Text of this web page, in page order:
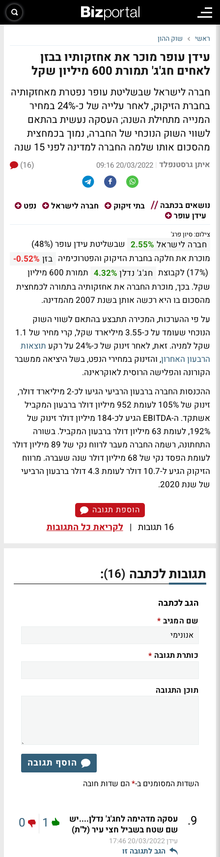
ראשי שוק ההון
עידן עופר מוכר את אחזקותיו בבזן
לאחים חג'ג' תמורת 600 מיליון שקל
חברה לישראל שבשליטת עופר נפטרת מאחזקותיה
בחברת הזיקוק, לאחר עלייה של כ-24% במחיר
המנייה מתחילת השנה; העסקה נעשית בהתאם
לשווי השוק הנוכחי של החברה, נמוך בכמחצית
מהסכום אותו שלמה החברה למדינה לפני 15 שנה
איתן גרסטנפלד |
20/03/2022 09:16
(16)
נושאים בכתבה בתי זיקוק חברה לישראל
נפט
עידן עופר
צילום: סיון פרג'
חברה לישראל 2.55%
שבשליטת עידן עופר (48%)
מוכרת את חלקה בחברת הזיקוק והפטרוכימיה בזן -0.52%
(17%) לקבוצת
חג'ג' נדלן 4.32%
תמורת 600 מיליון
שקל. בכך, מוכרת החברה את אחזקותיה בתמורה לכמחצית
מהסכום בו היא רכשה אותן בשנת 2007 מהמדינה.
על פי ההערכות, המכירה תתבצע בהתאם לשווי השוק
הנוכחי שעומד על כ-3.55 מיליארד שקל, קרי מחיר של 1.1
שקל למניה. זאת, לאחר זינוק של כ-24% על רקע
תוצאות
הרבעון האחרון, והזינוק במחירי הנפט, בשל היציאה ממשבר
הקורונה והפלישה הרוסית לאוקראינה.
ההכנסות החברה ברבעון הרביעי הגיעו לכ-2 מיליארד דולר,
זינוק של 105% לעומת 952 מיליון דולר ברבעון המקביל
אשתקד. ה-EBITDA הגיע לכ-184 מיליון דולר זינוק של
192%, לעומת 63 מיליון דולר ברבעון המקביל. בשורה
התחתונה, רשמה החברה מעבר לרווח נקי של 89 מיליון דולר
לעומת הפסד נקי של 68 מיליון דולר שנה שעברה. מרווח
הזיקוק הגיע ל-10.7 דולר לעומת 4.3 דולר ברבעון הרביעי
של שנת 2020.
הוספת תגובה
16 תגובות | לקריאת כל התגובות
תגובות לכתבה (16)
:
הגב לכתבה
שם המגיב *
כותרת תגובה *
תוכן התגובה
הוסף תגובה
השדות המסומנים ב-*הם שדות חובה
9
.
עסקה מדהימה לחג'ג' נדלן....יש
שם שטח בשביל חצי עיר (ל"ת)
עידן20/03/2022 17:46
הגב לתגובה זו
1
0